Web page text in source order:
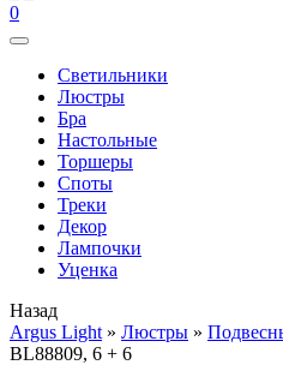
0
Cветильники
Люстры
Бра
Настольные
Торшеры
Споты
Треки
Декор
Лампочки
Уценка
Назад
Argus Light » Люстры »
BL88809, 6 + 6